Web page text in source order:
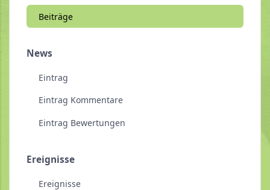
Beiträge
News
Eintrag
Eintrag Kommentare
Eintrag Bewertungen
Ereignisse
Ereignisse